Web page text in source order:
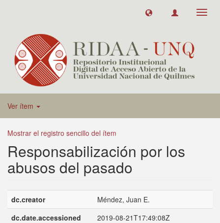
Ver ítem
Mostrar el registro sencillo del ítem
Responsabilización por los
abusos del pasado
dc.creator
Méndez, Juan E.
dc.date.accessioned
2019-08-21T17:49:08Z